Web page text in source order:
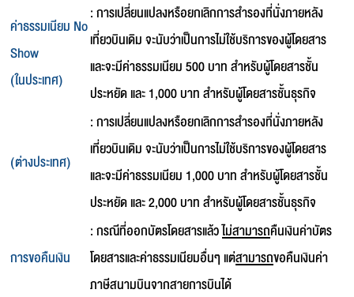
ค่าธรรมเนียม No
Show
(ในประเทศ)
: การเปลี่ยนแปลงหรือยกเลิกการสำรองที่นั่งภายหลัง
เที่ยวบินเดิม จะนับว่าเป็นการไม่ใช้บริการของผู้โดยสาร
และจะมีค่าธรรมเนียม 500 บาท สำหรับผู้โดยสารชั้น
ประหยัด และ 1,000 บาท สำหรับผู้โดยสารชั้นธุรกิจ
(ต่างประเทศ)
: การเปลี่ยนแปลงหรือยกเลิกการสำรองที่นั่งภายหลัง
เที่ยวบินเดิม จะนับว่าเป็นการไม่ใช้บริการของผู้โดยสาร
และจะมีค่าธรรมเนียม 1,000 บาท สำหรับผู้โดยสารชั้น
ประหยัด และ 2,000 บาท สำหรับผู้โดยสารชั้นธุรกิจ
การขอคืนเงิน
: กรณีที่ออกบัตรโดยสารแล้วไม่สามารถคืนเงินค่าบัตร
โดยสารและค่าธรรมเนียมอื่นๆ แต่สามารถขอคืนเงินค่า
ภาษีสนามบินจากสายการบินได้